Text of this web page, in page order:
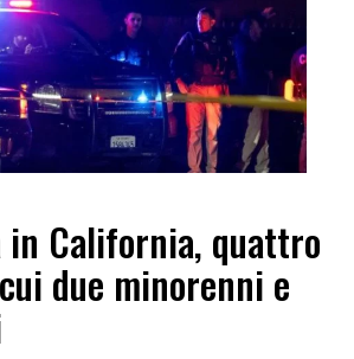
in California, quattro
due minorenni e